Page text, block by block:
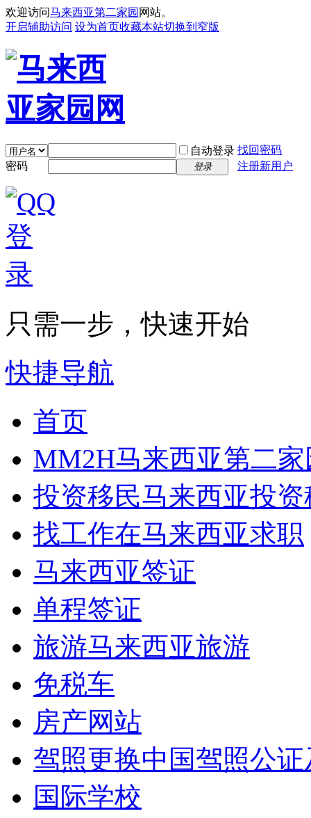
欢迎访问马来西亚第二家园 网站。
开启辅助访问 设为首页收藏本站切换到窄版
自动登录 找回密码
密码
登录 注册新用户
只需一步，快速开始
快捷导航
首页
MM2H马来西亚第二家
投资移民马来西亚投资
找工作在马来西亚求职
马来西亚签证
单程签证
旅游马来西亚旅游
免税车
房产网站
驾照更换中国驾照公
国际学校